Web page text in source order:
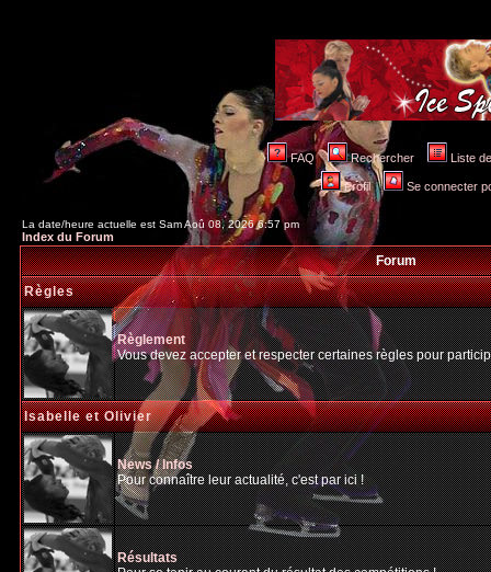
FAQ Rechercher Liste
Profil Se connecter
La date/heure actuelle est Sam Aoû 08, 2026 6:57 pm
Index du Forum
Forum
Règles
Règlement
Vous devez accepter et respecter certaines règles pour
Isabelle et Olivier
News / Infos
Pour connaître leur actualité, c'est par ici !
Résultats